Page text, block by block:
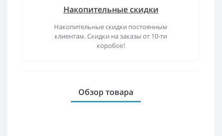
Накопительные скидки
Накопительные скидки постоянным
клиентам. Скидки на заказы от 10-ти
коробок!
Обзор товара